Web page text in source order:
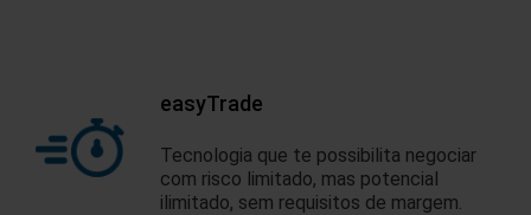
easyTrade
Tecnologia que te possibilita negociar
com risco limitado, mas potencial
ilimitado, sem requisitos de margem.